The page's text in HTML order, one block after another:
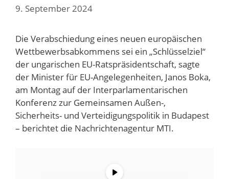
9. September 2024
Die Verabschiedung eines neuen europäischen
Wettbewerbsabkommens sei ein „Schlüsselziel“
der ungarischen EU-Ratspräsidentschaft, sagte
der Minister für EU-Angelegenheiten, Janos Boka,
am Montag auf der Interparlamentarischen
Konferenz zur Gemeinsamen Außen-,
Sicherheits- und Verteidigungspolitik in Budapest
– berichtet die Nachrichtenagentur MTI.